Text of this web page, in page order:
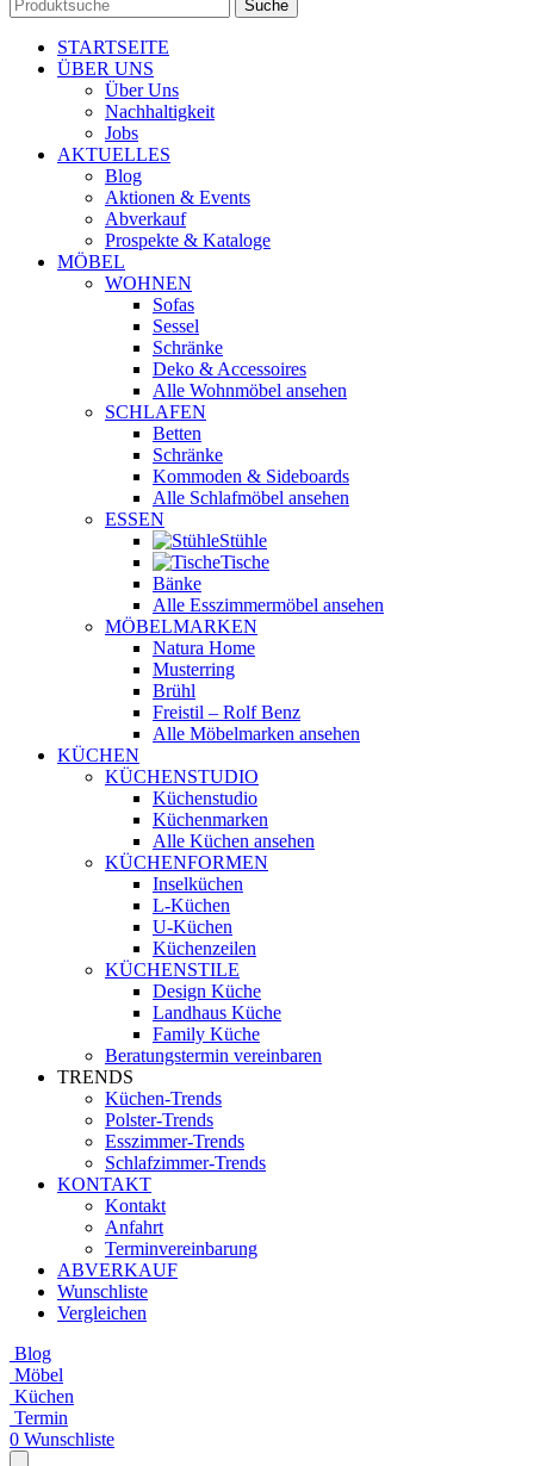
Suche
STARTSEITE
ÜBER UNS
Über Uns
Nachhaltigkeit
Jobs
AKTUELLES
Blog
Aktionen & Events
Abverkauf
Prospekte & Kataloge
MÖBEL
WOHNEN
Sofas
Sessel
Schränke
Deko & Accessoires
Alle Wohnmöbel ansehen
SCHLAFEN
Betten
Schränke
Kommoden & Sideboards
Alle Schlafmöbel ansehen
ESSEN
Stühle
Tische
Bänke
Alle Esszimmermöbel ansehen
MÖBELMARKEN
Natura Home
Musterring
Brühl
Freistil – Rolf Benz
Alle Möbelmarken ansehen
KÜCHEN
KÜCHENSTUDIO
Küchenstudio
Küchenmarken
Alle Küchen ansehen
KÜCHENFORMEN
Inselküchen
L-Küchen
U-Küchen
Küchenzeilen
KÜCHENSTILE
Design Küche
Landhaus Küche
Family Küche
Beratungstermin vereinbaren
TRENDS
Küchen-Trends
Polster-Trends
Esszimmer-Trends
Schlafzimmer-Trends
KONTAKT
Kontakt
Anfahrt
Terminvereinbarung
ABVERKAUF
Wunschliste
Vergleichen
Blog
Möbel
Küchen
Termin
0 Wunschliste